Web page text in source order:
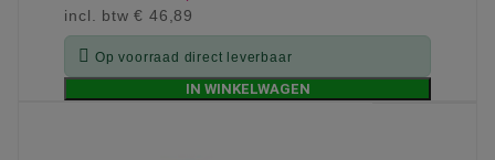
incl. btw€ 46,89
 Op voorraad direct leverbaar
IN WINKELWAGEN